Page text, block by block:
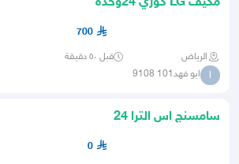
700
الرياض قبل ٥٠ دقيقة
ا ابو فهد101 9108
سامسنج اس الترا 24
0